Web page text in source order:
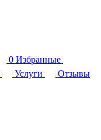
0 Избранные
Услуги
Отзывы